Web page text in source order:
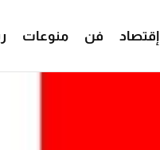
إقتصاد فن منوعات